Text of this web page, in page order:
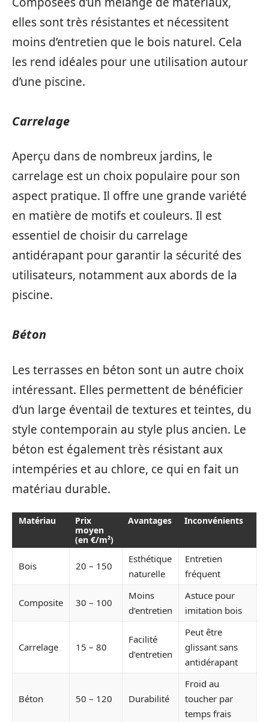
elles sont très résistantes et nécessitent
moins d’entretien que le bois naturel. Cela
les rend idéales pour une utilisation autour
d’une piscine.
Carrelage
Aperçu dans de nombreux jardins, le
carrelage est un choix populaire pour son
aspect pratique. Il offre une grande variété
en matière de motifs et couleurs. Il est
essentiel de choisir du carrelage
antidérapant pour garantir la sécurité des
utilisateurs, notamment aux abords de la
piscine.
Béton
Les terrasses en béton sont un autre choix
intéressant. Elles permettent de bénéficier
d’un large éventail de textures et teintes, du
style contemporain au style plus ancien. Le
béton est également très résistant aux
intempéries et au chlore, ce qui en fait un
matériau durable.
Matériau
Prix
moyen
(en €/m²)
Avantages Inconvénients
Bois 20 – 150
Esthétique
naturelle
Entretien
fréquent
Composite 30 – 100
Moins
d’entretien
Astuce pour
imitation bois
Carrelage 15 – 80
Facilité
d’entretien
Peut être
glissant sans
antidérapant
Béton 50 – 120 Durabilité
Froid au
toucher par
temps frais